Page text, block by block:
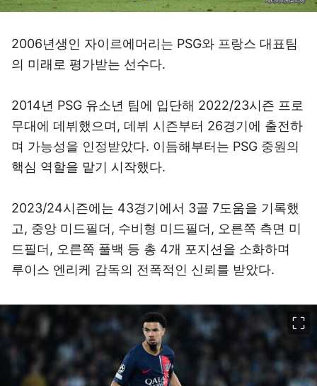
2006년생인 자이르에머리는 PSG와 프랑스 대표팀
의 미래로 평가받는 선수다.
2014년 PSG 유소년 팀에 입단해 2022/23시즌 프로
무대에 데뷔했으며, 데뷔 시즌부터 26경기에 출전하
며 가능성을 인정받았다. 이듬해부터는 PSG 중원의
핵심 역할을 맡기 시작했다.
2023/24시즌에는 43경기에서 3골 7도움을 기록했
고, 중앙 미드필더, 수비형 미드필더, 오른쪽 측면 미
드필더, 오른쪽 풀백 등 총 4개 포지션을 소화하며
루이스 엔리케 감독의 전폭적인 신뢰를 받았다.